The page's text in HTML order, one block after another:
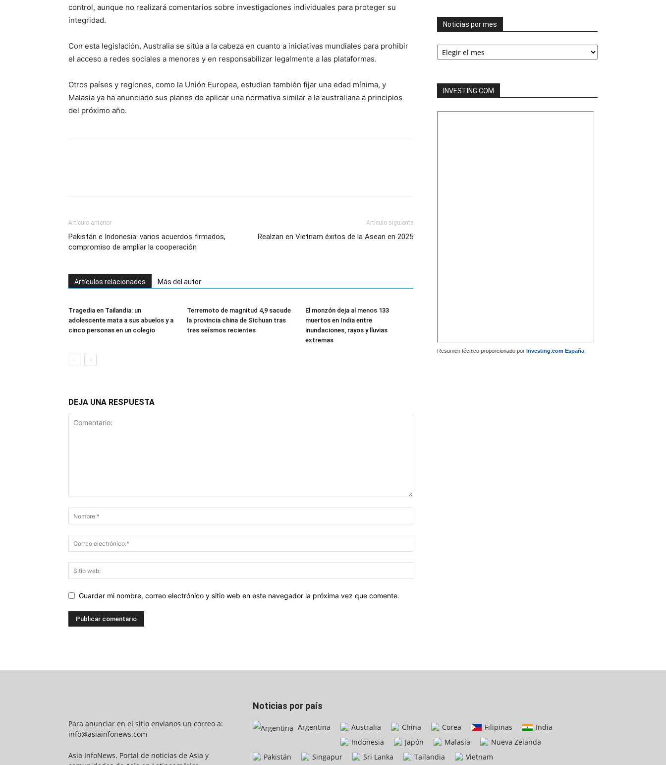
control, aunque no realizará comentarios sobre investigaciones individuales para proteger su
integridad.
Con esta legislación, Australia se sitúa a la cabeza en cuanto a iniciativas mundiales para prohibir
el acceso a redes sociales a menores y en responsabilizar legalmente a las plataformas.
Otros países y regiones, como la Unión Europea, estudian también fijar una edad mínima, y
Malasia ya ha anunciado sus planes de aplicar una normativa similar a la australiana a principios
del próximo año.
Artículo anterior
Pakistán e Indonesia: varios acuerdos firmados,
compromiso de ampliar la cooperación
Artículo siguiente
Realzan en Vietnam éxitos de la Asean en 2025
Artículos relacionados Más del autor
Tragedia en Tailandia: un
adolescente mata a sus abuelos y a
cinco personas en un colegio
Terremoto de magnitud 4,9 sacude
la provincia china de Sichuan tras
tres seísmos recientes
El monzón deja al menos 133
muertos en India entre
inundaciones, rayos y lluvias
extremas
DEJA UNA RESPUESTA
Guardar mi nombre, correo electrónico y sitio web en este navegador la próxima vez que comente.
Noticias por mes
Noticias
por
INVESTING.COM
Resumen técnico proporcionado por Investing.com España
Para anunciar en el sitio envianos un correo a:
info@asiainfonews.com
Asia InfoNews. Portal de noticias de Asia y
Noticias por país
Argentina Australia China Corea Filipinas
India
Indonesia
Japón Malasia
Nueva Zelanda
Pakistán
Singapur Sri Lanka Tailandia Vietnam